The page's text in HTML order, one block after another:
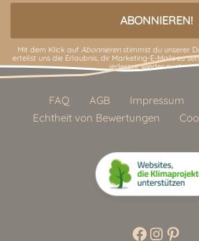
Mit dem Klick auf Abonnierenstimmst du unserer
erteilst uns die Erlaubnis, dir Marketing-E-Mails zu
jederzeit wieder
FAQ AGB Impressum
Echtheit von Bewertungen